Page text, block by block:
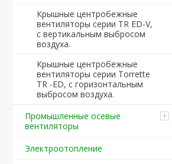
Крышные центробежные
вентиляторы серии TR ED-V,
с вертикальным выбросом
воздуха.
Крышные центробежные
вентиляторы серии Torrette
TR -ED, с горизонтальным
выбросом воздуха.
Промышленные осевые
вентиляторы
Электроотопление